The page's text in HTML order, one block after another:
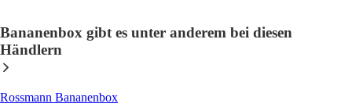
Bananenbox gibt es unter anderem bei diesen
Händlern
Rossmann Bananenbox